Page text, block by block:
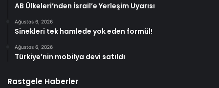
AB Ülkeleri’nden İsrail’e Yerleşim Uyarısı
Ağustos 6, 2026
Sinekleri tek hamlede yok eden formül!
Ağustos 6, 2026
Türkiye’nin mobilya devi satıldı
Rastgele Haberler